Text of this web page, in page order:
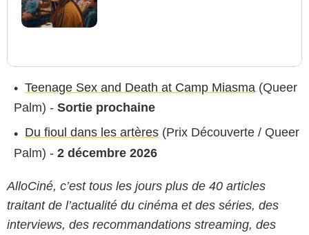
Teenage Sex and Death at Camp Miasma (Queer
Palm) - Sortie prochaine
Du fioul dans les artères (Prix Découverte / Queer
Palm) - 2 décembre 2026
AlloCiné, c’est tous les jours plus de 40 articles
traitant de l’actualité du cinéma et des séries, des
interviews, des recommandations streaming, des